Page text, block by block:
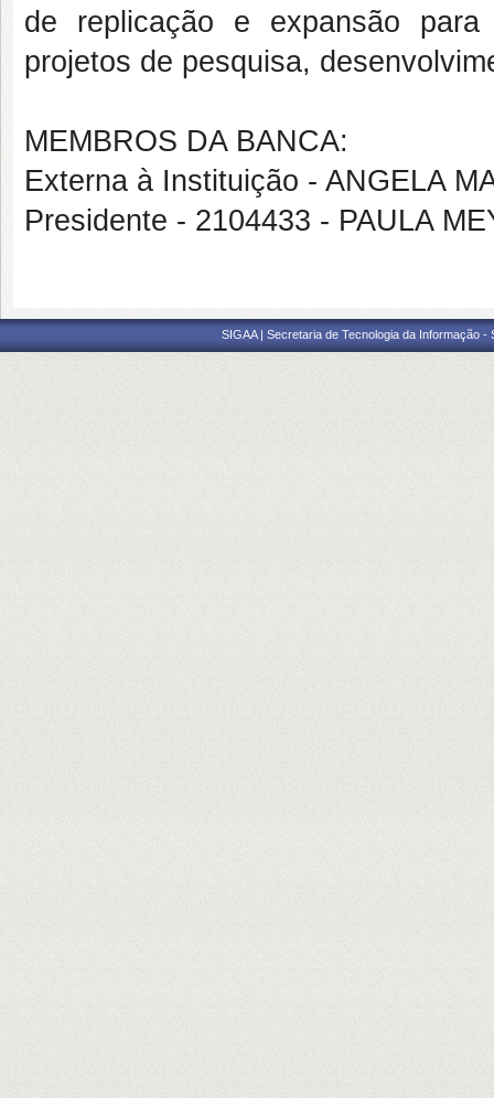
de replicação e expansão
projetos de pesquisa,
MEMBROS DA BANCA:
Externa à Instituição - ANGELA
Presidente - 2104433 - PAULA
SIGAA | Secretaria de Tecnologia da Informação